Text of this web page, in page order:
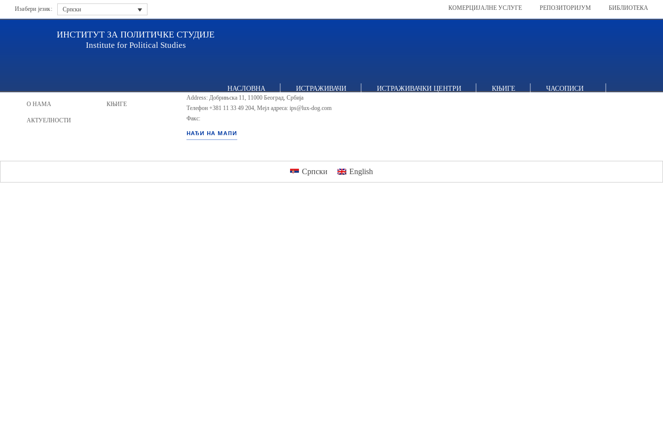
Изабери језик: Српски КОМЕРЦИЈАЛНЕ УСЛУГЕ РЕПОЗИТОРИЈУМ БИБЛИОТЕКА
ИНСТИТУТ ЗА ПОЛИТИЧКЕ СТУДИЈЕ
Institute for Political Studies
НАСЛОВНА ИСТРАЖИВАЧИ ИСТРАЖИВАЧКИ ЦЕНТРИ КЊИГЕ ЧАСОПИСИ
О НАМА
АКТУЕЛНОСТИ
КЊИГЕ
ИПС - Институт за политичке студије
Address: Добрињска 11, 11000 Београд, Србија
Телефон +381 11 33 49 204, Мејл адреса: ips@lux-dog.com
Факс:
НАЂИ НА МАПИ
Српски English